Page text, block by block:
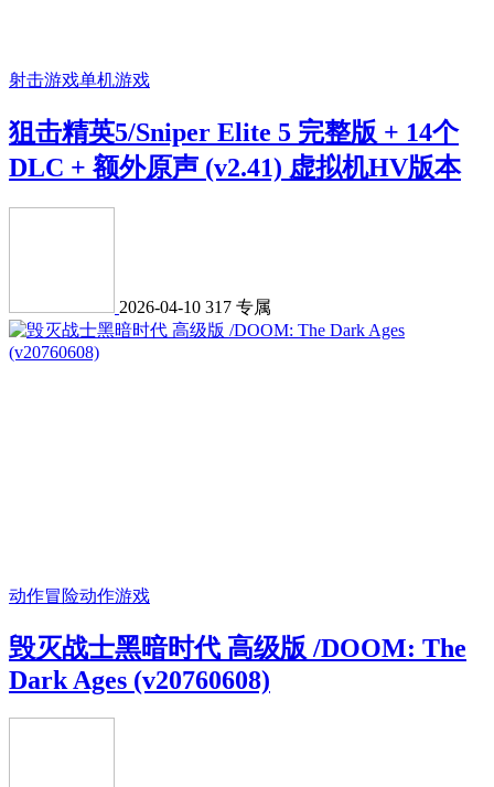
射击游戏单机游戏
狙击精英5/Sniper Elite 5 完整版 + 14个
DLC + 额外原声 (v2.41) 虚拟机HV版本
2026-04-10 317 专属
动作冒险动作游戏
毁灭战士黑暗时代 高级版 /DOOM: The
Dark Ages (v20760608)